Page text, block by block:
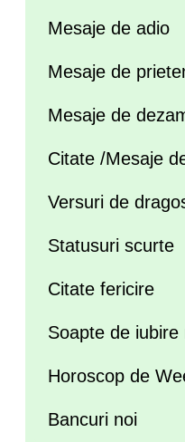
Mesaje de adio
Mesaje de
Mesaje de
Citate /Mesaje
Versuri de
Statusuri scurte
Citate fericire
Soapte de iubire
Horoscop de
Bancuri noi